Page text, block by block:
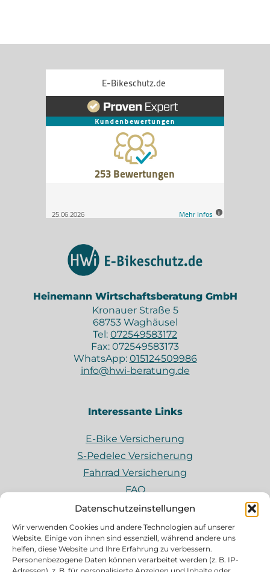
Datenschutzeinstellungen
Wir verwenden Cookies und andere Technologien auf unserer
Website. Einige von ihnen sind essenziell, während andere uns
helfen, diese Website und Ihre Erfahrung zu verbessern.
Personenbezogene Daten können verarbeitet werden (z. B. IP-
Heinemann Wirtschaftsberatung GmbH
Kronauer Straße 5
68753 Waghäusel
Tel: 072549583172
Fax: 072549583173
WhatsApp: 015124509986
info@hwi-beratung.de
Interessante Links
E-Bike Versicherung
S-Pedelec Versicherung
Fahrrad Versicherung
FAQ
Impressum
Datenschutz
HWI Beratung